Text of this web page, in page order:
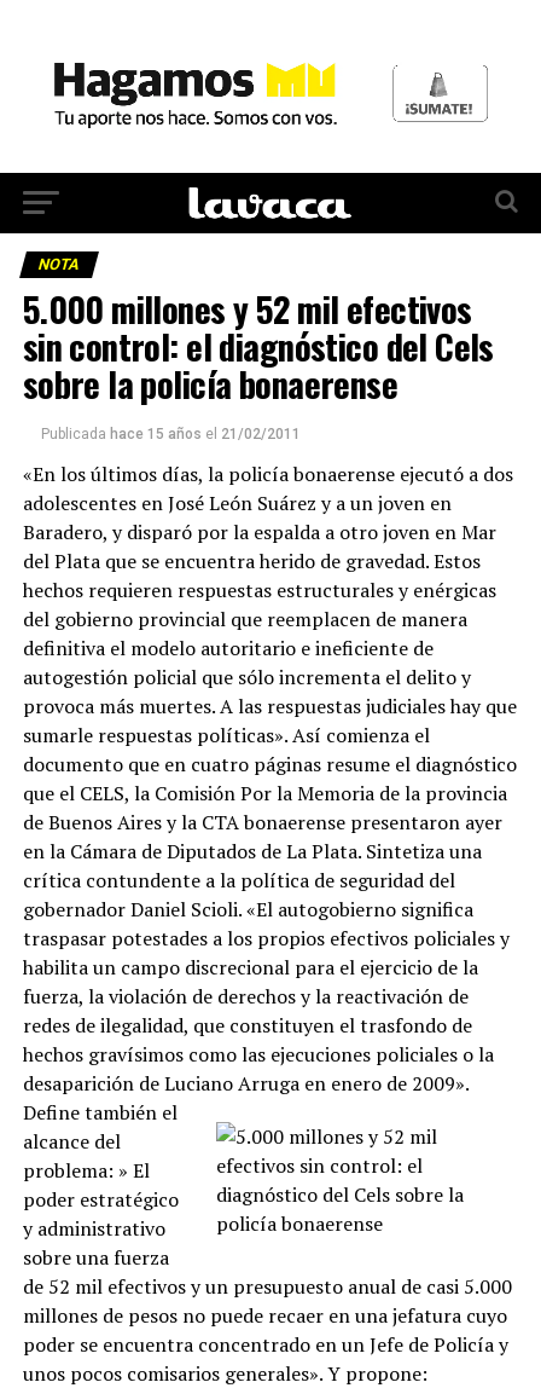
NOTA
5.000 millones y 52 mil efectivos
sin control: el diagnóstico del Cels
sobre la policía bonaerense
Publicada hace 15 años el 21/02/2011
«En los últimos días, la policía bonaerense ejecutó a dos
adolescentes en José León Suárez y a un joven en
Baradero, y disparó por la espalda a otro joven en Mar
del Plata que se encuentra herido de gravedad. Estos
hechos requieren respuestas estructurales y enérgicas
del gobierno provincial que reemplacen de manera
definitiva el modelo autoritario e ineficiente de
autogestión policial que sólo incrementa el delito y
provoca más muertes. A las respuestas judiciales hay que
sumarle respuestas políticas». Así comienza el
documento que en cuatro páginas resume el diagnóstico
que el CELS, la Comisión Por la Memoria de la provincia
de Buenos Aires y la CTA bonaerense presentaron ayer
en la Cámara de Diputados de La Plata. Sintetiza una
crítica contundente a la política de seguridad del
gobernador Daniel Scioli. «El autogobierno significa
traspasar potestades a los propios efectivos policiales y
habilita un campo discrecional para el ejercicio de la
fuerza, la violación de derechos y la reactivación de
redes de ilegalidad, que constituyen el trasfondo de
hechos gravísimos como las ejecuciones policiales o la
desaparición de Luciano Arruga en enero de 2009».
Define también el
alcance del
problema: » El
poder estratégico
y administrativo
sobre una fuerza
de 52 mil efectivos y un presupuesto anual de casi 5.000
millones de pesos no puede recaer en una jefatura cuyo
poder se encuentra concentrado en un Jefe de Policía y
unos pocos comisarios generales». Y propone: